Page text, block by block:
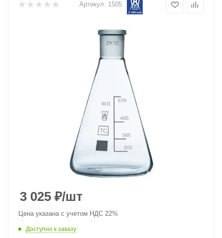
Артикул: 1505
3 025 ₽/шт
Цена указана с учетом НДС 22%
Доступно к заказу